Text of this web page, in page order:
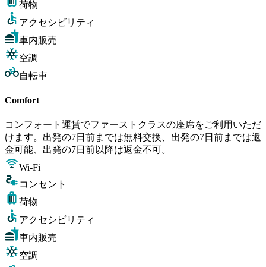
荷物
アクセシビリティ
車内販売
空調
自転車
Comfort
コンフォート運賃でファーストクラスの座席をご利用いただ
けます。出発の7日前までは無料交換、出発の7日前までは返
金可能、出発の7日前以降は返金不可。
Wi-Fi
コンセント
荷物
アクセシビリティ
車内販売
空調